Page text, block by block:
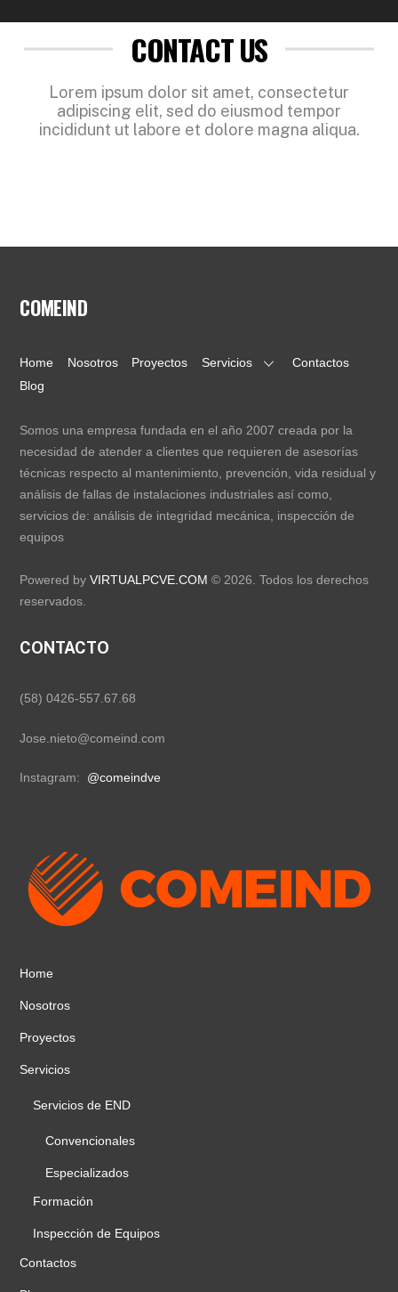
CONTACT US
Lorem ipsum dolor sit amet, consectetur
adipiscing elit, sed do eiusmod tempor
incididunt ut labore et dolore magna aliqua.
COMEIND
Home Nosotros Proyectos Servicios
Contactos
Blog
Somos una empresa fundada en el año 2007 creada por la
necesidad de atender a clientes que requieren de asesorías
técnicas respecto al mantenimiento, prevención, vida residual y
análisis de fallas de instalaciones industriales así como,
servicios de: análisis de integridad mecánica, inspección de
equipos
Powered byVIRTUALPCVE.COM © 2026. Todos los derechos
reservados.
CONTACTO
(58) 0426-557.67.68
Jose.nieto@comeind.com
Instagram: @comeindve
Home
Nosotros
Proyectos
Servicios
Servicios de END
Convencionales
Especializados
Formación
Inspección de Equipos
Contactos